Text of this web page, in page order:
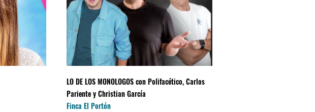
LO DE LOS MONOLOGOS con Polifacético, Carlos
Pariente y Christian García
Finca El Portón